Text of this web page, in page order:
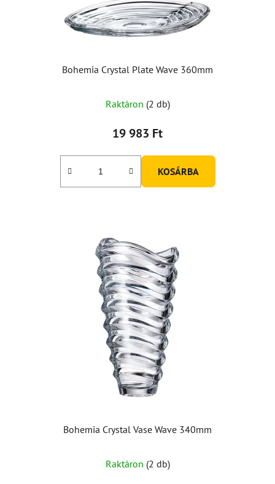
Bohemia Crystal Plate Wave 360mm
Raktáron (2 db)
19 983 Ft
KOSÁRBA
Bohemia Crystal Vase Wave 340mm
Raktáron (2 db)